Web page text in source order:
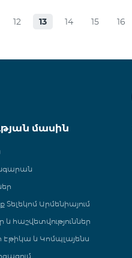
12 13 14 15 16
մասին
Արմենիայում
և հաշվետվություններ
և Կոմպլայենս